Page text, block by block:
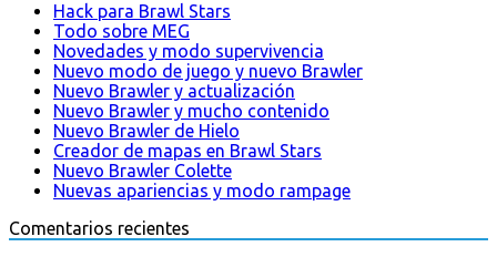
Hack para Brawl Stars
Todo sobre MEG
Novedades y modo supervivencia
Nuevo modo de juego y nuevo Brawler
Nuevo Brawler y actualización
Nuevo Brawler y mucho contenido
Nuevo Brawler de Hielo
Creador de mapas en Brawl Stars
Nuevo Brawler Colette
Nuevas apariencias y modo rampage
Comentarios recientes